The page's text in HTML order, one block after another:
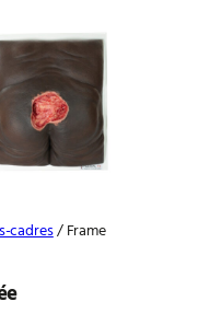
cadres/ Frame